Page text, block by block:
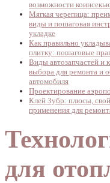
возможности
Мягкая черепица:
виды и пошаговая
укладке
Как правильно
плитку: пошаговые
Виды автозапчастей и
выбора для ремонта и
автомобиля
Проектирование
Клей Зубр: плюсы,
применения для
для